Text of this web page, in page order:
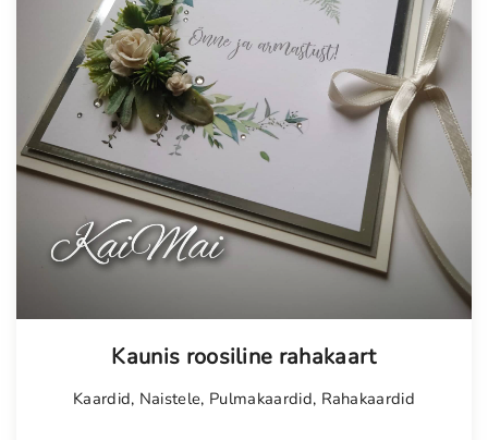
Kaunis roosiline rahakaart
Kaardid, Naistele, Pulmakaardid, Rahakaardid